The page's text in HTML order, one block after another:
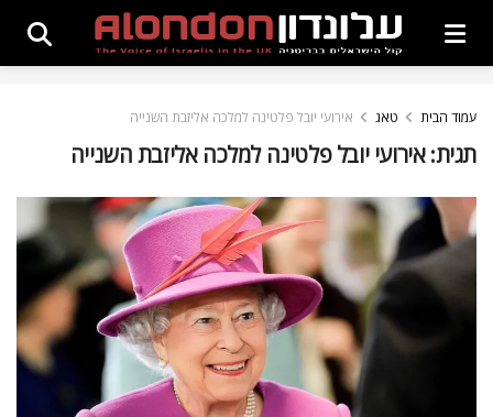
עמוד הבית טאג אירועי יובל פלטינה למלכה אליזבת השנייה
תגית:אירועי יובל פלטינה למלכה אליזבת השנייה